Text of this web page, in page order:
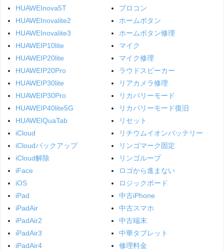
HUAWEInova5T
HUAWEInovalite2
HUAWEInovalite3
HUAWEIP10lite
HUAWEIP20lite
HUAWEIP20Pro
HUAWEIP30lite
HUAWEIP30Pro
HUAWEIP40lite5G
HUAWEIQuaTab
iCloud
iCloudバックアップ
iCloud解除
iFace
iOS
iPad
iPadAir
iPadAir2
iPadAir3
iPadAir4
プロコン
ホームボタン
ホームボタン修理
マイク
マイク修理
ラウドスピーカー
リアカメラ修理
リカバリーモード
リカバリーモード復旧
リセット
リチウムイオンバッテリー
リンゴマーク固定
リンゴループ
ロゴから進まない
ロジックボード
中古iPhone
中古スマホ
中古端末
中華タブレット
修理料金